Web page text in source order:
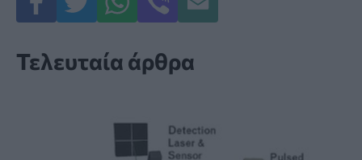
Τελευταία άρθρα